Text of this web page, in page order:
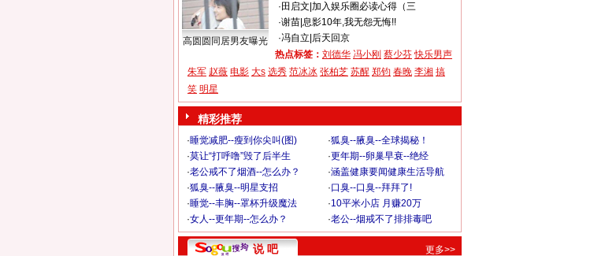
高圆圆同居男友曝光
· 田启文 加入娱乐圈必读心得（三
·谢苗| 息影10年,我无怨无悔!!
·冯自立 后天回京
热点标签： 刘德华 冯小刚 蔡少芬 快乐男声
朱军 赵薇 电影 大s 选秀 范冰冰 张柏芝 苏醒 郑钧 春晚 李湘 搞
笑 明星
精彩推荐
·睡觉减肥--瘦到你尖叫(图) ·狐臭--腋臭--全球揭秘！
·莫让“打呼噜”毁了后半生 ·更年期--卵巢早衰--绝经
·老公戒不了烟酒--怎么办？ ·涵盖健康要闻健康生活导航
·狐臭--腋臭--明星支招 ·口臭--口臭--拜拜了!
·睡觉--丰胸--罩杯升级魔法 ·10平米小店 月赚20万
·女人--更年期--怎么办？ ·老公--烟戒不了排排毒吧
说 吧 更多>>